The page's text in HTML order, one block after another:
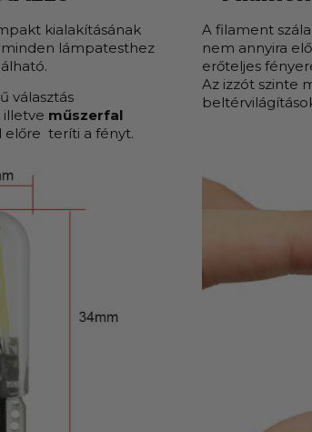
kialakításának
lámpatesthez
választás
illetve műszerfal
teríti a fényt.
A filament
nem annyira
erőteljes
Az izzót szinte